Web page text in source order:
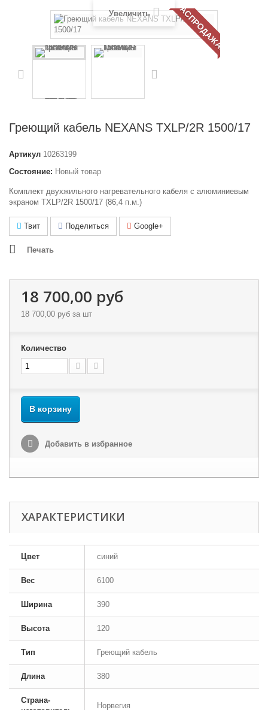
РАСПРОДАЖА!
Увеличить
Греющий кабель NEXANS TXLP/2R 1500/17
Артикул 10263199
Состояние: Новый товар
Комплект двухжильного нагревательного кабеля с алюминиевым
экраном TXLP/2R 1500/17 (86,4 п.м.)
Твит Поделиться Google+
Печать
18 700,00 руб
18 700,00 руб за шт
Количество
В корзину
Добавить в избранное
ХАРАКТЕРИСТИКИ
Цвет синий
Вес 6100
Ширина 390
Высота 120
Тип Греющий кабель
Длина 380
Страна-
Норвегия